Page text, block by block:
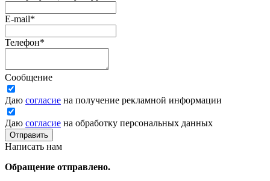
E-mail*
Телефон*
Сообщение
Даю согласие на получение рекламной информации
Даю согласие на обработку персональных данных
Отправить
Написать нам
Обращение отправлено.